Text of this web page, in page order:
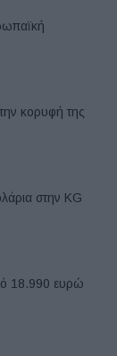
κορυφή της
στην KG
18.990 ευρώ